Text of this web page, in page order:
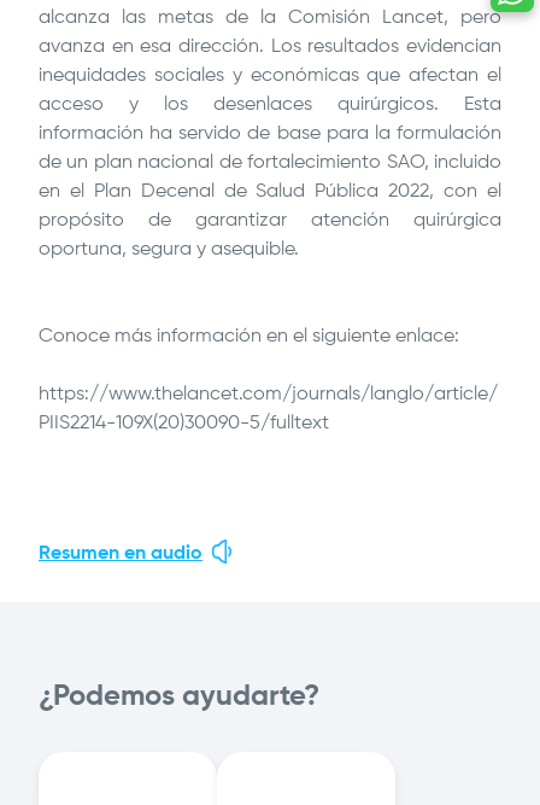
alcanza las metas de la Comisión Lancet, pero
avanza en esa dirección. Los resultados evidencian
inequidades sociales y económicas que afectan el
acceso y los desenlaces quirúrgicos. Esta
información ha servido de base para la formulación
de un plan nacional de fortalecimiento SAO, incluido
en el Plan Decenal de Salud Pública 2022, con el
propósito de garantizar atención quirúrgica
oportuna, segura y asequible.
Conoce más información en el siguiente enlace:
https://www.thelancet.com/journals/langlo/article/
PIIS2214-109X(20)30090-5/fulltext
Resumen en audio
¿Podemos ayudarte?